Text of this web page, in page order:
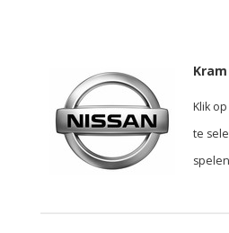
Klik
te